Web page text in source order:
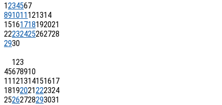
1234567
891011121314
15161718192021
22232425262728
2930
123
45678910
11121314151617
18192021222324
25262728293031